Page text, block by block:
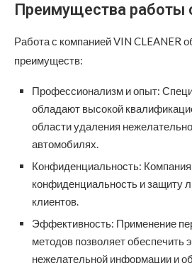
Преимущества работы
Работа с компанией VIN CLEANER
преимуществ:
Профессионализм и опыт:
обладают высокой
области удаления
автомобилях.
Конфиденциальность:
конфиденциальность и защиту
клиентов.
Эффективность: Применение
методов позволяет обеспечить
нежелательной информации и